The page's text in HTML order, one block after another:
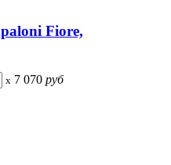
Fiore,
x 7 070 руб